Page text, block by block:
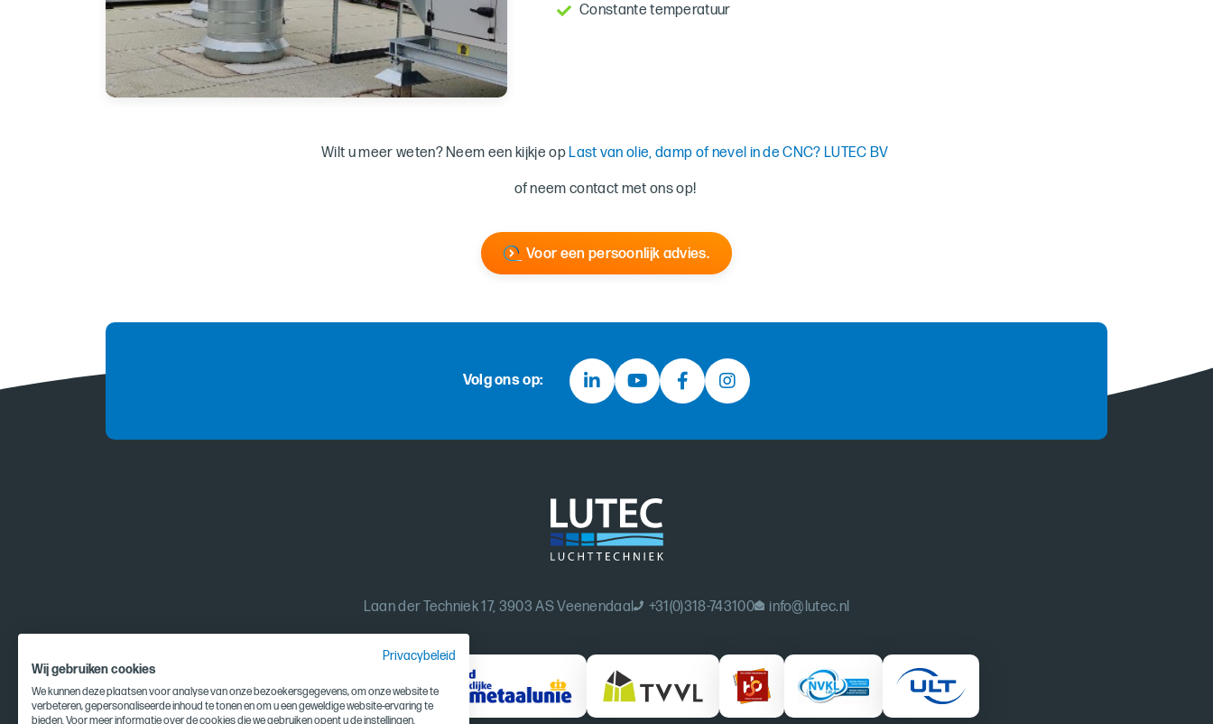
Constante temperatuur
Wilt u meer weten? Neem een kijkje opLast van olie, damp of nevel in de CNC? LUTEC BV
of neem contact met ons op!
Voor een persoonlijk advies.
Volg ons op:
Laan der Techniek 17, 3903 AS Veenendaal +31(0)318-743100 info@lutec.nl
Privacybeleid
Wij gebruiken cookies
We kunnen deze plaatsen voor analyse van onze bezoekersgegevens, om onze website te
verbeteren, gepersonaliseerde inhoud te tonen en om u een geweldige website-ervaring te
bieden. Voor meer informatie over de cookies die we gebruiken opent u de instellingen.